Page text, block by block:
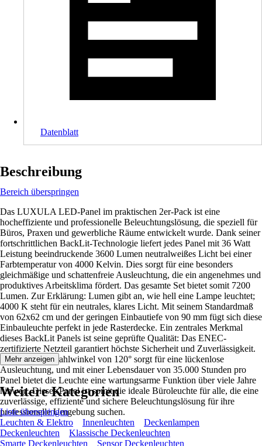
Datenblatt
Beschreibung
Bereich überspringen
Das LUXULA LED-Panel im praktischen 2er-Pack ist eine
hocheffiziente und professionelle Beleuchtungslösung, die speziell für
Büros, Praxen und gewerbliche Räume entwickelt wurde. Dank seiner
fortschrittlichen BackLit-Technologie liefert jedes Panel mit 36 Watt
Leistung beeindruckende 3600 Lumen neutralweißes Licht bei einer
Farbtemperatur von 4000 Kelvin. Dies sorgt für eine besonders
gleichmäßige und schattenfreie Ausleuchtung, die ein angenehmes und
produktives Arbeitsklima fördert. Das gesamte Set bietet somit 7200
Lumen. Zur Erklärung: Lumen gibt an, wie hell eine Lampe leuchtet;
4000 K steht für ein neutrales, klares Licht. Mit seinem Standardmaß
von 62x62 cm und der geringen Einbautiefe von 90 mm fügt sich diese
Einbauleuchte perfekt in jede Rasterdecke. Ein zentrales Merkmal
dieses BackLit Panels ist seine geprüfte Qualität: Das ENEC-
zertifizierte Netzteil garantiert höchste Sicherheit und Zuverlässigkeit.
Der breite Abstrahlwinkel von 120° sorgt für eine lückenlose
Ausleuchtung, und mit einer Lebensdauer von 35.000 Stunden pro
Panel bietet die Leuchte eine wartungsarme Funktion über viele Jahre
hinweg. Dieses Panel ist somit die ideale Büroleuchte für alle, die eine
zuverlässige, effiziente und sichere Beleuchtungslösung für ihre
professionelle Umgebung suchen.
Mehr anzeigen
Weitere Kategorien
Liste überspringen
Leuchten & Elektro
Innenleuchten
Deckenlampen
Deckenleuchten
Klassische Deckenleuchten
Smarte Deckenleuchten
Sensor Deckenleuchten